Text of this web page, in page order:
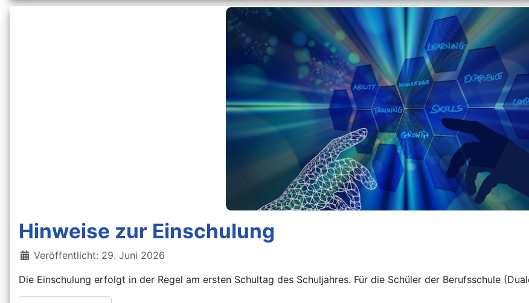
Hinweise zur Einschulung
Details
Veröffentlicht: 29. Juni 2026
Die Einschulung erfolgt in der Regel am ersten Schultag des Schuljahres. Für die Schüler der Berufsschule